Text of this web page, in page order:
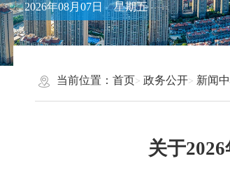
2026年08月07日 星期五
当前位置： 首页 政务公开 新闻
关于